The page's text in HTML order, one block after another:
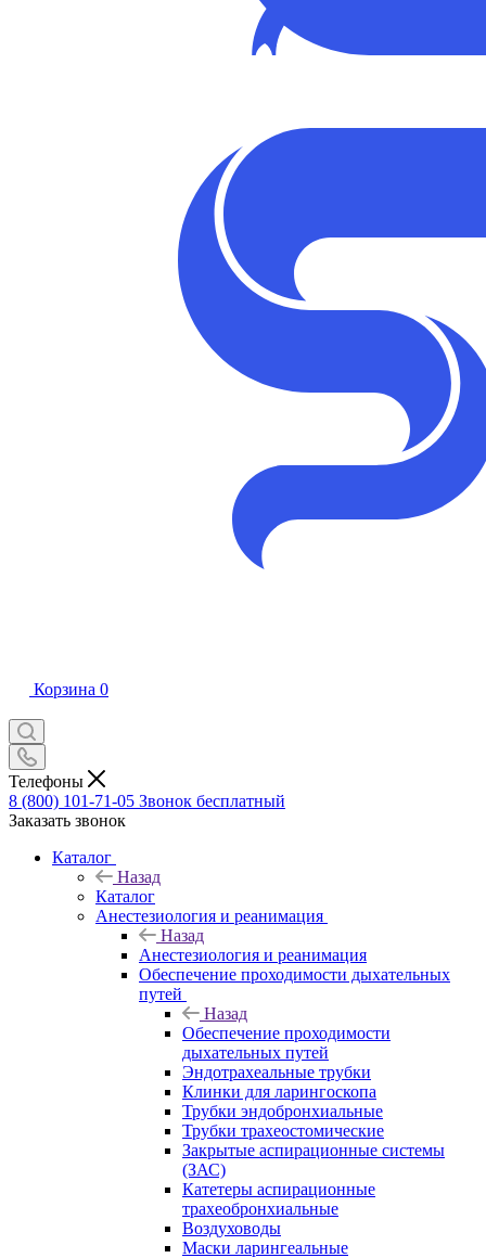
Корзина 0
Телефоны
8 (800) 101-71-05 Звонок бесплатный
Заказать звонок
Каталог
Назад
Каталог
Анестезиология и реанимация
Назад
Анестезиология и реанимация
Обеспечение проходимости дыхательных
путей
Назад
Обеспечение проходимости
дыхательных путей
Эндотрахеальные трубки
Клинки для ларингоскопа
Трубки эндобронхиальные
Трубки трахеостомические
Закрытые аспирационные системы
(ЗАС)
Катетеры аспирационные
трахеобронхиальные
Воздуховоды
Маски ларингеальные